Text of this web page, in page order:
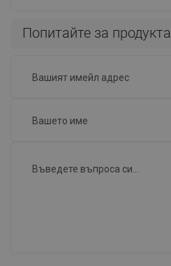
Попитайте за продукта